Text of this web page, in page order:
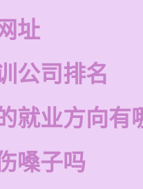
址
公司排名
就业方向有
嗓子吗